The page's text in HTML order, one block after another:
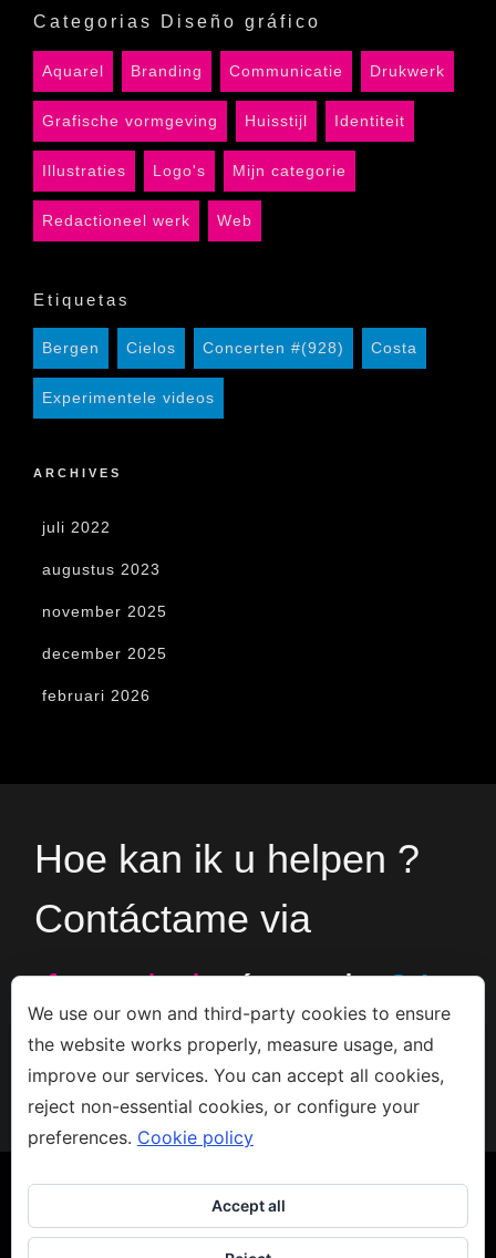
Categorias Diseño gráfico
Aquarel Branding Communicatie Drukwerk
Grafische vormgeving Huisstijl Identiteit
Illustraties Logo's Mijn categorie
Redactioneel werk Web
Etiquetas
Bergen Cielos Concerten #(928) Costa
Experimentele videos
ARCHIVES
juli 2022
augustus 2023
november 2025
december 2025
februari 2026
Hoe kan ik u helpen ?
Contáctame via
formularioó en el+34
666533308
We use our own and third-party cookies to ensure
the website works properly, measure usage, and
improve our services. You can accept all cookies,
reject non-essential cookies, or configure your
preferences. Cookie policy
Accept all